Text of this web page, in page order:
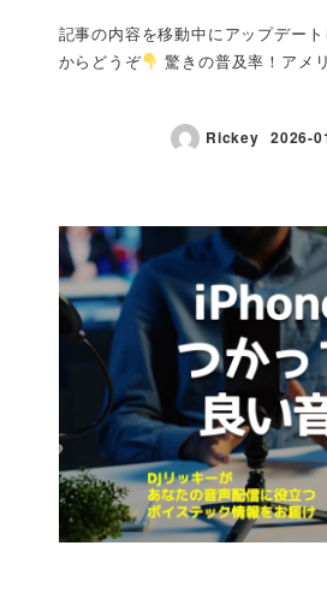
記事の内容を移動中にアップデー
からどうぞ
驚きの普及率！アメ
Rickey 2026-